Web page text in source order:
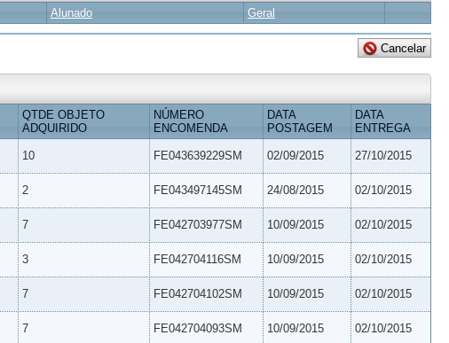
Alunado Geral
QTDE OBJETO
ADQUIRIDO
NÚMERO
ENCOMENDA
DATA
POSTAGEM
DATA
ENTREGA
10 FE043639229SM 02/09/2015 27/10/2015
2 FE043497145SM 24/08/2015 02/10/2015
7 FE042703977SM 10/09/2015 02/10/2015
3 FE042704116SM 10/09/2015 02/10/2015
7 FE042704102SM 10/09/2015 02/10/2015
7 FE042704093SM 10/09/2015 02/10/2015